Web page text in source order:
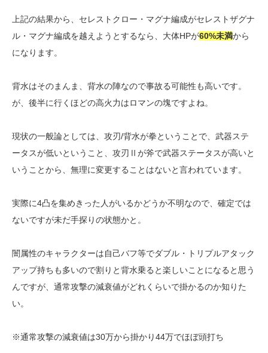
上記の結果から、セレストクロー・マグナ編成がセレストザグナ
ル・マグナ編成を越えようとするなら、大体HPが60%未満から
になります。
背水はそのまんま、背水の陣なので事故る可能性も高いです。
が、後半に行くほどの高火力はロマンの塊ですよね。
現状の一般論としては、攻刃/背水が拳ということで、武器ステ
ータスが低いということ、攻刃Ⅱが斧で武器ステータスが高いと
いうことから、無理に変更することはないと言われています。
実際に4凸を集めきった人がいるかどうか不明なので、確定では
ないですが未だ手探りの状態かと。
闇属性のキャラクターは自己バフ等でダブル・トリプルアタック
アップ持ちも多いので割りと背水乗ると楽しいことになると思う
んですが、通常攻撃の減衰値がどれくらいで掛かるのか知りた
い。
※通常攻撃の減衰値は30万から掛かり44万でほぼ頭打ち